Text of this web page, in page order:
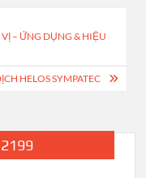
– ỨNG DỤNG & HIỆU
HELOS SYMPATEC